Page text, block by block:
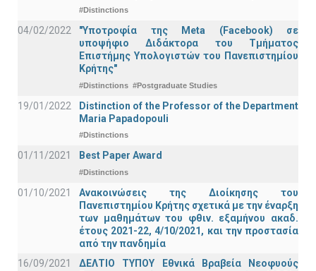
#Distinctions
04/02/2022
"Υποτροφία της Meta (Facebook) σε
υποψήφιο Διδάκτορα του Τμήματος
Επιστήμης Υπολογιστών του Πανεπιστημίου
Κρήτης"
#Distinctions #Postgraduate Studies
19/01/2022
Distinction of the Professor of the Department
Maria Papadopouli
#Distinctions
01/11/2021 Best Paper Award
#Distinctions
01/10/2021
Ανακοινώσεις της Διοίκησης του
Πανεπιστημίου Κρήτης σχετικά με την έναρξη
των μαθημάτων του φθιν. εξαμήνου ακαδ.
έτους 2021-22, 4/10/2021, και την προστασία
από την πανδημία
16/09/2021
ΔΕΛΤΙΟ ΤΥΠΟΥ Εθνικά Βραβεία Νεοφυούς